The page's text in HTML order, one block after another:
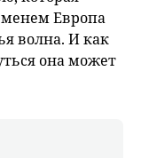
Европа
волна. И как
она может